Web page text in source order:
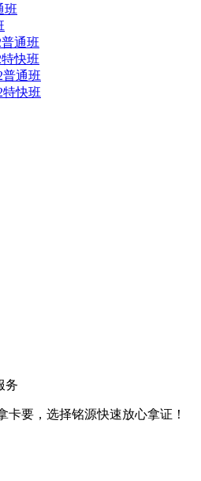
班
通班
快班
普通班
特快班
务
卡要，选择铭源快速放心拿证！